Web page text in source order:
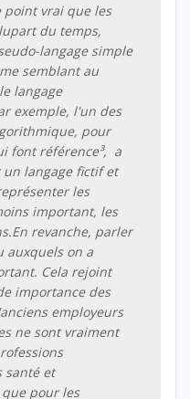
point vrai que les
du temps,
langage simple
semblant au
langage
exemple, l'un des
pour
font référence³, a
langage fictif et
les
important, les
revanche, parler
auxquels on a
Cela rejoint
importance des
employeurs
ne sont vraiment
santé et
pour les